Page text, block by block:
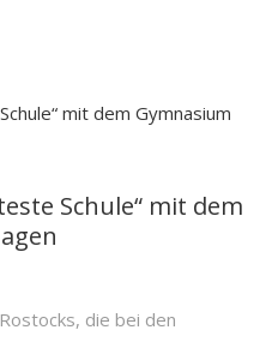
Schule“ mit dem
die bei den